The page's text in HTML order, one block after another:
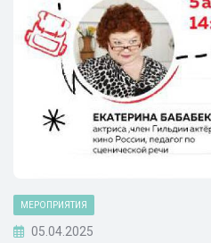
МЕРОПРИЯТИЯ
05.04.2025